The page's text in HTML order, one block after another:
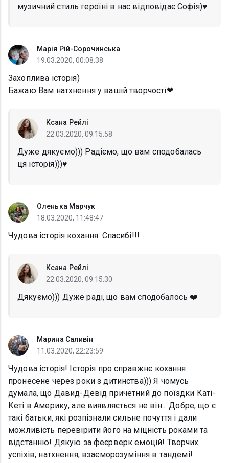
музичний стиль героїні в нас відповідає Софія)♥️
Марія Рій-Сорочинська
19.03.2020, 00:08:38
Захоплива історія)
Бажаю Вам натхнення у вашій творчості❤
Ксана Рейлі
22.03.2020, 09:15:58
Дуже дякуємо))) Радіємо, що вам сподобалась
ця історія)))♥️
Оленька Марчук
18.03.2020, 11:48:47
Чудова історія кохання. Спасибі!!!
Ксана Рейлі
22.03.2020, 09:15:30
Дякуємо))) Дуже раді, що вам сподобалось ❤️
Марина Саливін
11.03.2020, 22:23:59
Чудова історія! Історія про справжнє кохання
пронесене через роки з дитинства))) Я чомусь
думала, що Давид-Девід причетний до поїздки Каті-
Кеті в Америку, але виявляється не він... Добре, що є
такі батьки, які розпізнали сильне почуття і дали
можливість перевірити його на міцність роками та
відстанню! Дякую за феєрверк емоцій! Творчих
успіхів, натхнення, взаєморозуміння в тандемі!